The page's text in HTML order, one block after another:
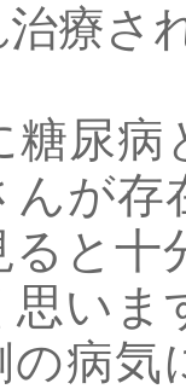
治療さ
糖尿病
んが
ると十
思い
の病気